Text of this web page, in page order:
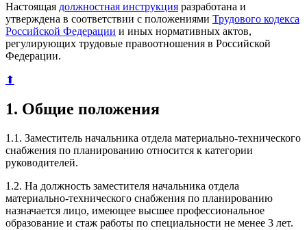
Настоящая должностная инструкция разработана и
утверждена в соответствии с положениями Трудового кодекса
Российской Федерации и иных нормативных актов,
регулирующих трудовые правоотношения в Российской
Федерации.
⬆
1. Общие положения
1.1. Заместитель начальника отдела материально-технического
снабжения по планированию относится к категории
руководителей.
1.2. На должность заместителя начальника отдела
материально-технического снабжения по планированию
назначается лицо, имеющее высшее профессиональное
образование и стаж работы по специальности не менее 3 лет.